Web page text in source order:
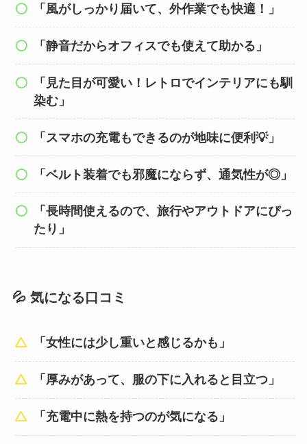
「風がしっかり届いて、外作業でも快適！」
「静音だからオフィスでも使えて助かる」
「見た目が可愛い！レトロでインテリアにも馴
染む」
「スマホの充電もできるのが地味に便利💡」
「ベルト装着でも邪魔にならず、通気性が◎」
「長時間使えるので、旅行やアウトドアにぴっ
たり」
💦 気になる口コミ
「女性には少し重いと感じるかも」
「厚みがあって、服の下に入れると目立つ」
「充電中に熱を持つのが気になる」